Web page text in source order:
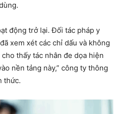
động trở lại. Đối tác pháp y
xem xét các chỉ dấu và không
thấy tác nhân đe dọa hiện
nền tảng này,” công ty thông
thức.